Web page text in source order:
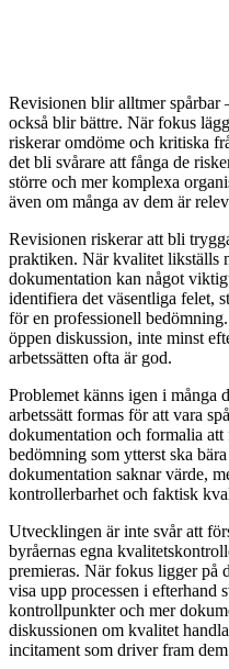
Revisionen blir alltmer spårbar
också blir bättre. När fokus
riskerar omdöme och kritiska
det bli svårare att fånga de
större och mer komplexa
även om många av dem är
Revisionen riskerar att bli
praktiken. När kvalitet likställs
dokumentation kan något
identifiera det väsentliga felet,
för en professionell
öppen diskussion, inte minst
arbetssätten ofta är god.
Problemet känns igen i många
arbetssätt formas för att vara
dokumentation och formalia
bedömning som ytterst ska
dokumentation saknar värde,
kontrollerbarhet och faktisk
Utvecklingen är inte svår att
byråernas egna
premieras. När fokus ligger på
visa upp processen i efterhand
kontrollpunkter och mer
diskussionen om kvalitet
incitament som driver fram